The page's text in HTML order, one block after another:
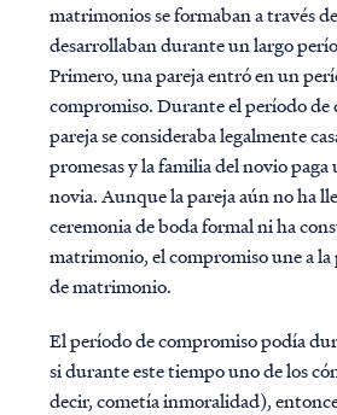
matrimonios se formaban a través
desarrollaban durante un largo
Primero, una pareja entró en un
compromiso. Durante el período de
pareja se consideraba legalmente
promesas y la familia del novio
novia. Aunque la pareja aún no ha
ceremonia de boda formal ni ha
matrimonio, el compromiso une a la
de matrimonio.
El período de compromiso podía
si durante este tiempo uno de los
decir, cometía inmoralidad),